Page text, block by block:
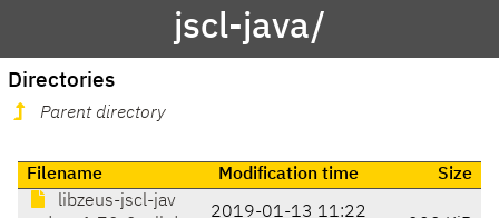
jscl-java/
Directories
Parent directory
Filename Modification time
Size
libzeus-jscl-jav
2019-01-13 11:22